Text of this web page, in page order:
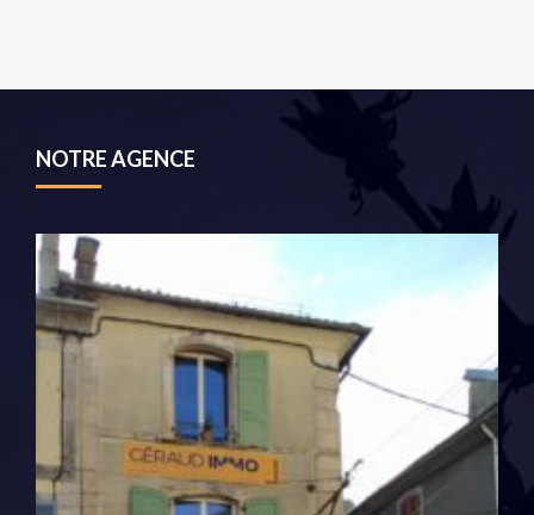
NOTRE AGENCE